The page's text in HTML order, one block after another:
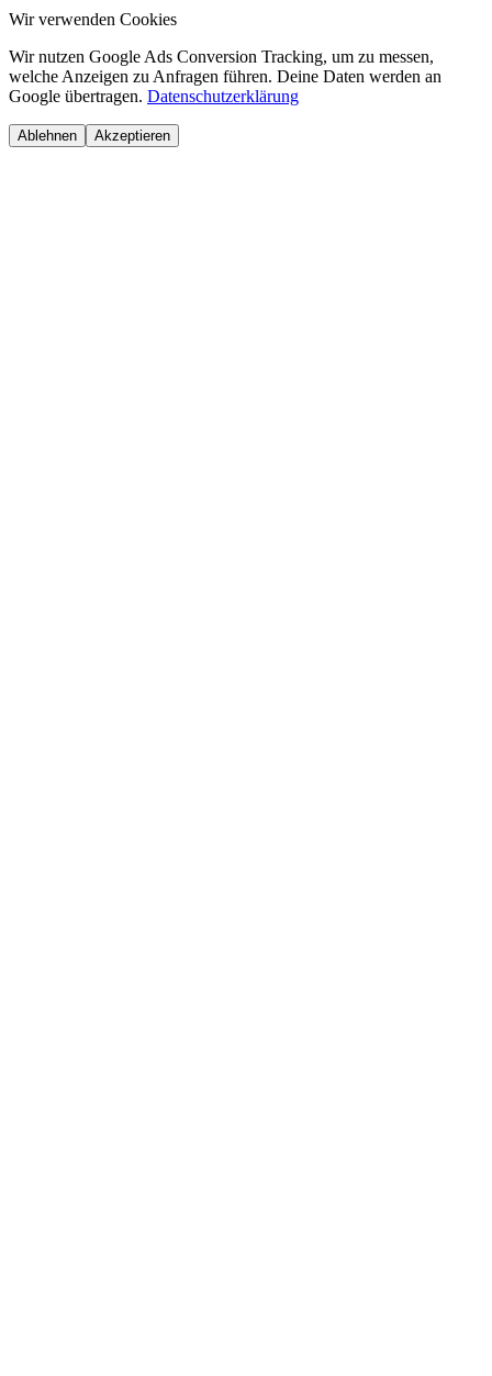
Wir verwenden Cookies
Wir nutzen Google Ads Conversion Tracking, um zu messen,
welche Anzeigen zu Anfragen führen. Deine Daten werden an
Google übertragen. Datenschutzerklärung
Ablehnen Akzeptieren